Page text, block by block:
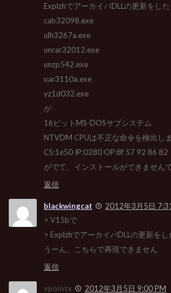
ExplzhでアーカイバDLLの更新をし
cab32098.exe
ulh3267a.exe
unrar32012.exe
unzp542.exe
uar3110a.exe
yz1d032.exe
が
16ビットMS-DOSサブシステム
NTVDM CPUは不正な命令を検出し
CS:1e50 IP:0280 OP:8f 57 92 86 82
がでて、インストールができませんで
返信
blackwingcat
2012年3月5日
> V15bで
> ExplzhでアーカイバDLLの更新をし
うーん、こちらで再現できません
返信
vpointx 2012年3月5日 9:00 PM